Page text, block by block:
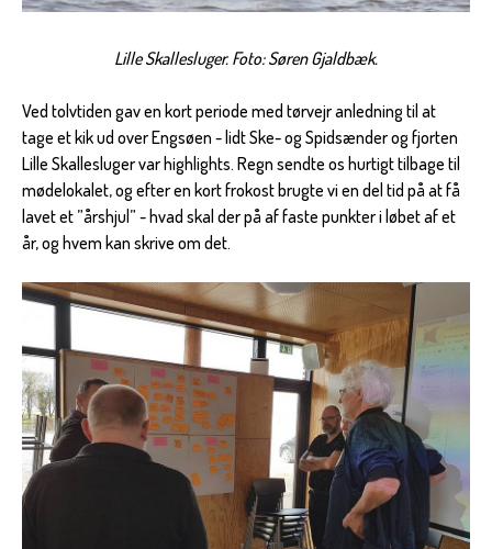
Lille Skallesluger. Foto: Søren Gjaldbæk.
Ved tolvtiden gav en kort periode med tørvejr anledning til at
tage et kik ud over Engsøen - lidt Ske- og Spidsænder og fjorten
Lille Skallesluger var highlights. Regn sendte os hurtigt tilbage til
mødelokalet, og efter en kort frokost brugte vi en del tid på at få
lavet et ”årshjul” - hvad skal der på af faste punkter i løbet af et
år, og hvem kan skrive om det.